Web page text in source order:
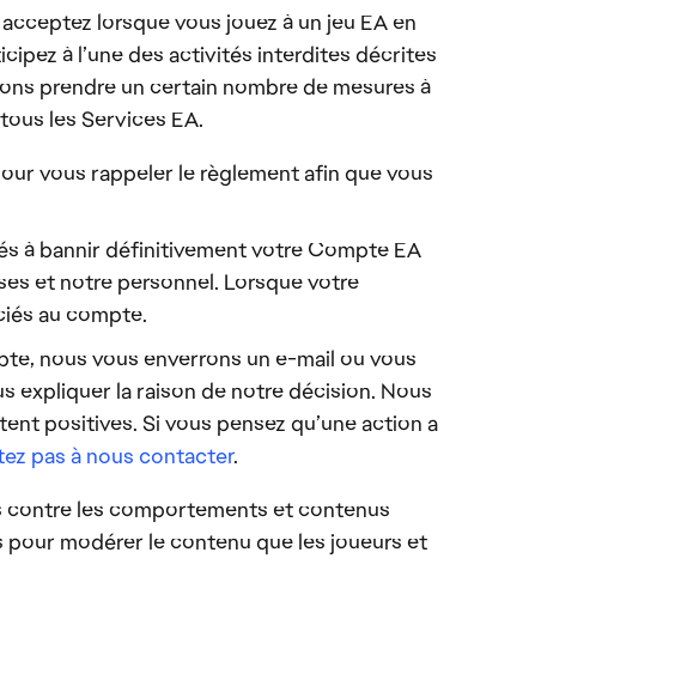
lorsque vous jouez à un jeu EA en
à l’une des activités interdites décrites
prendre un certain nombre de mesures à
les Services EA.
vous rappeler le règlement afin que vous
à bannir définitivement votre Compte EA
et notre personnel. Lorsque votre
au compte.
nous vous enverrons un e-mail ou vous
expliquer la raison de notre décision. Nous
positives. Si vous pensez qu’une action a
pas à nous contacter.
contre les comportements et contenus
modérer le contenu que les joueurs et